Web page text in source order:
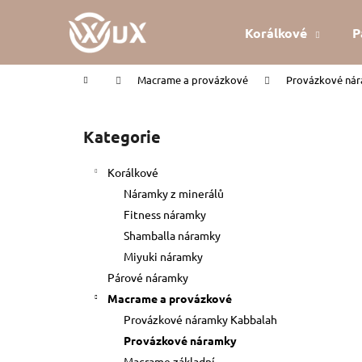
Korálkové
Domů Macrame a provázkové Provázkové
Přeskočit
kategorie
Kategorie
Korálkové
Náramky z minerálů
Fitness náramky
Shamballa náramky
Miyuki náramky
Párové náramky
Macrame a provázkové
Provázkové náramky Kabbalah
Provázkové náramky
í
Zpět
do
Zpět
do
KABBALAH ČERVENÝ NÁRAMEK